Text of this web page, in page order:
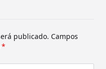
publicado. Campos
*